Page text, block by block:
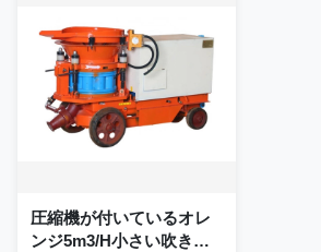
圧縮機が付いているオレ
ンジ5m3/H小さい吹き付